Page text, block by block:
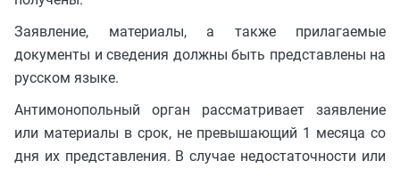
Заявление, материалы, а также прилагаемые
документы и сведения должны быть представлены на
русском языке.
Антимонопольный орган рассматривает заявление
или материалы в срок, не превышающий 1 месяца со
дня их представления. В случае недостаточности или